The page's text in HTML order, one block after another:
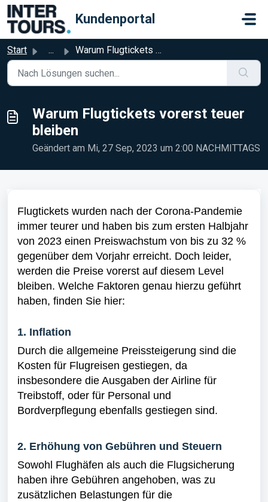
Zum hauptsächlichen Inhalt gehen
Kundenportal
Start ... Warum Flugtickets vorerst teuer bleiben
Warum Flugtickets vorerst teuer
bleiben
Geändert am Mi, 27 Sep, 2023 um 2:00 NACHMITTAGS
Flugtickets wurden nach der Corona-Pandemie
immer teurer und haben bis zum ersten Halbjahr
von 2023 einen Preiswachstum von bis zu 32 %
gegenüber dem Vorjahr erreicht. Doch leider,
werden die Preise vorerst auf diesem Level
bleiben. Welche Faktoren genau hierzu geführt
haben, finden Sie hier:
1. Inflation
Durch die allgemeine Preissteigerung sind die
Kosten für Flugreisen gestiegen, da
insbesondere die Ausgaben der Airline für
Treibstoff, oder für Personal und
Bordverpflegung ebenfalls gestiegen sind.
2. Erhöhung von Gebühren und Steuern
Sowohl Flughäfen als auch die Flugsicherung
haben ihre Gebühren angehoben, was zu
zusätzlichen Belastungen für die